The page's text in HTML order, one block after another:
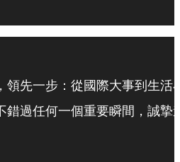
領先一步：從國際大事到生活
錯過任何一個重要瞬間，誠摯